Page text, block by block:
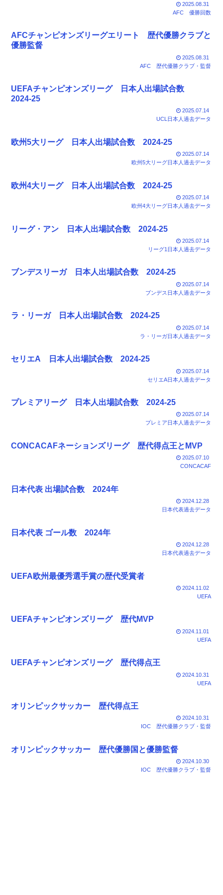
2025.08.31
AFC
優勝回数
AFCチャンピオンズリーグエリート 歴代優勝クラブと
優勝監督
2025.08.31
AFC
歴代優勝クラブ・監督
UEFAチャンピオンズリーグ 日本人出場試合数
2024-25
2025.07.14
UCL日本人過去データ
欧州5大リーグ 日本人出場試合数 2024-25
2025.07.14
欧州5大リーグ日本人過去データ
欧州4大リーグ 日本人出場試合数 2024-25
2025.07.14
欧州4大リーグ日本人過去データ
リーグ・アン 日本人出場試合数 2024-25
2025.07.14
リーグ1日本人過去データ
ブンデスリーガ 日本人出場試合数 2024-25
2025.07.14
ブンデス日本人過去データ
ラ・リーガ 日本人出場試合数 2024-25
2025.07.14
ラ・リーガ日本人過去データ
セリエA 日本人出場試合数 2024-25
2025.07.14
セリエA日本人過去データ
プレミアリーグ 日本人出場試合数 2024-25
2025.07.14
プレミア日本人過去データ
CONCACAFネーションズリーグ 歴代得点王とMVP
2025.07.10
CONCACAF
日本代表 出場試合数 2024年
2024.12.28
日本代表過去データ
日本代表 ゴール数 2024年
2024.12.28
日本代表過去データ
UEFA欧州最優秀選手賞の歴代受賞者
2024.11.02
UEFA
UEFAチャンピオンズリーグ 歴代MVP
2024.11.01
UEFA
UEFAチャンピオンズリーグ 歴代得点王
2024.10.31
UEFA
オリンピックサッカー 歴代得点王
2024.10.31
IOC
歴代優勝クラブ・監督
オリンピックサッカー 歴代優勝国と優勝監督
2024.10.30
IOC
歴代優勝クラブ・監督